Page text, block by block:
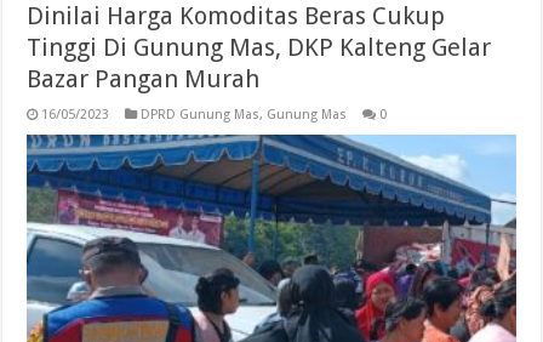
Dinilai Harga Komoditas Beras Cukup
Tinggi Di Gunung Mas, DKP Kalteng Gelar
Bazar Pangan Murah
16/05/2023 DPRD Gunung Mas, Gunung Mas 0